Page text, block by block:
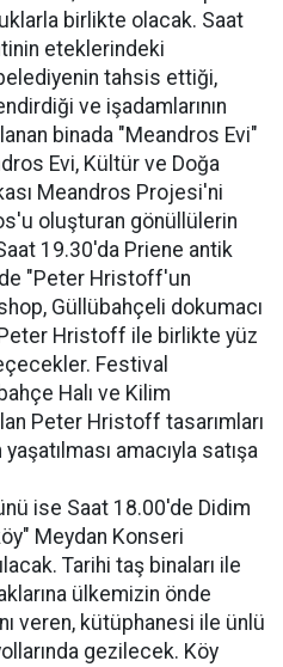
birlikte olacak. Saat
eteklerindeki
tahsis ettiği,
ve işadamlarının
binada "Meandros Evi"
Evi, Kültür ve Doğa
Meandros Projesi'ni
oluşturan gönüllülerin
19.30'da Priene antik
"Peter Hristoff'un
Güllübahçeli dokumacı
Hristoff ile birlikte yüz
Festival
Halı ve Kilim
Peter Hristoff tasarımları
amacıyla satışa
ise Saat 18.00'de Didim
Meydan Konseri
Tarihi taş binaları ile
ülkemizin önde
veren, kütüphanesi ile ünlü
gezilecek. Köy